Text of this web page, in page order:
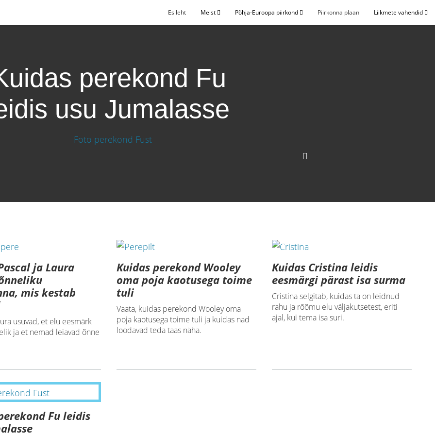
Esileht Meist Põhja-Euroopa piirkond Piirkonna plaan Liikmete vahendid
perekond Fu
usu Jumalasse
ja Laura
mis kestab
usuvad, et elu eesmärk
ja et nemad leiavad õnne
Kuidas perekond Wooley
oma poja kaotusega toime
tuli
Vaata, kuidas perekond Wooley oma
poja kaotusega toime tuli ja kuidas nad
loodavad teda taas näha.
Kuidas Cristina leidis
eesmärgi pärast isa surma
Cristina selgitab, kuidas ta on leidnud
rahu ja rõõmu elu väljakutsetest, eriti
ajal, kui tema isa suri.
Fu leidis